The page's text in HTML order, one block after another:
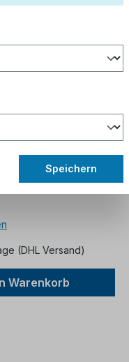
(DHL Versand)
Warenkorb
Speichern